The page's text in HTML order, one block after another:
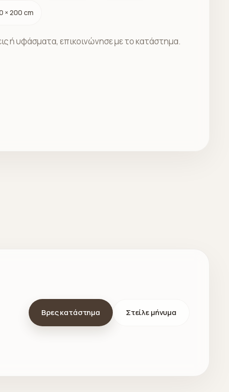
× 200 cm
ή υφάσματα, επικοινώνησε με το κατάστημα.
Βρες κατάστημα Στείλε μήνυμα